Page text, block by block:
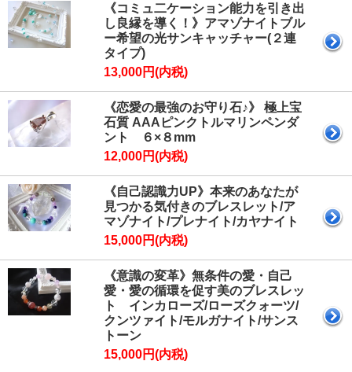
《コミュ二ケーション能力を引き出
し良縁を導く！》アマゾナイトブル
ー希望の光サンキャッチャー(２連
タイプ)
13,000円(内税)
《恋愛の最強のお守り石♪》 極上宝
石質 AAAピンクトルマリンペンダ
ント ６×８mm
12,000円(内税)
《自己認識力UP》本来のあなたが
見つかる気付きのブレスレット/ア
マゾナイト/プレナイト/カヤナイト
15,000円(内税)
《意識の変革》無条件の愛・自己
愛・愛の循環を促す美のブレスレッ
ト インカローズ/ローズクォーツ/
クンツァイト/モルガナイト/サンス
トーン
15,000円(内税)